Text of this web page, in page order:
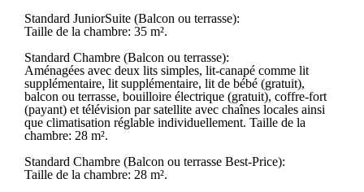
Standard JuniorSuite (Balcon ou terrasse):
Taille de la chambre: 35 m².
Standard Chambre (Balcon ou terrasse):
Aménagées avec deux lits simples, lit-canapé comme lit
supplémentaire, lit supplémentaire, lit de bébé (gratuit),
balcon ou terrasse, bouilloire électrique (gratuit), coffre-fort
(payant) et télévision par satellite avec chaînes locales ainsi
que climatisation réglable individuellement. Taille de la
chambre: 28 m².
Standard Chambre (Balcon ou terrasse Best-Price):
Taille de la chambre: 28 m².